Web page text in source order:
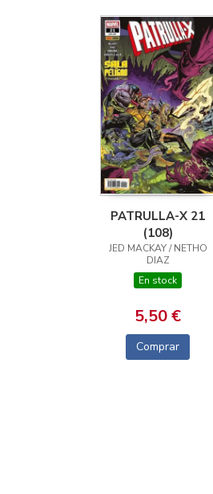
PATRULLA-X 21
(108)
JED MACKAY / NETHO
DIAZ
En stock
5,50 €
Comprar